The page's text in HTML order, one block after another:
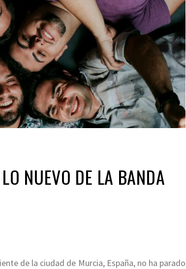
NUEVO DE LA BANDA
de la ciudad de Murcia, España, no ha parado